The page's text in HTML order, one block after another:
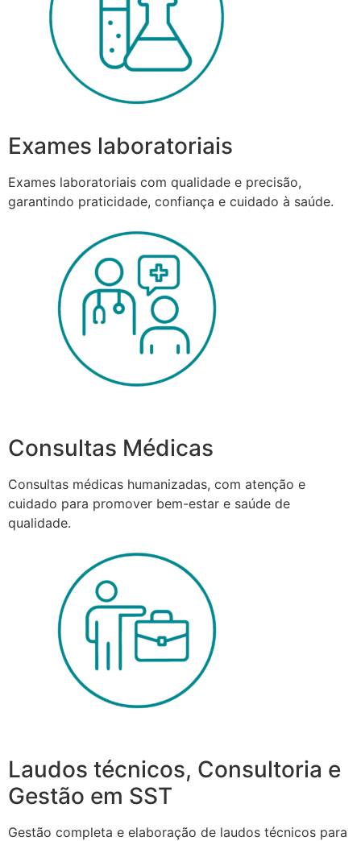
Exames laboratoriais
Exames laboratoriais com qualidade e precisão,
garantindo praticidade, confiança e cuidado à saúde.
Consultas Médicas
Consultas médicas humanizadas, com atenção e
cuidado para promover bem-estar e saúde de
qualidade.
Laudos técnicos, Consultoria e
Gestão em SST
Gestão completa e elaboração de laudos técnicos para